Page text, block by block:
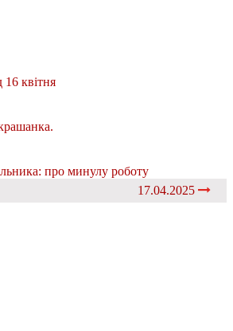
16 квітня
про минулу роботу
17.04.2025